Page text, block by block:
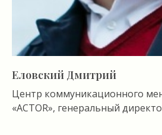
Еловский Дмитрий
Центр коммуникационного
«ACTOR», генеральный